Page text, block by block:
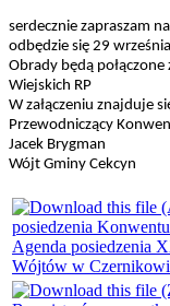
serdecznie zapraszam
odbędzie się 29
Obrady będą
Wiejskich RP
W załączeniu znajduje
Przewodniczący
Jacek Brygman
Wójt Gminy Cekcyn
Agenda posiedzenia
Wójtów w